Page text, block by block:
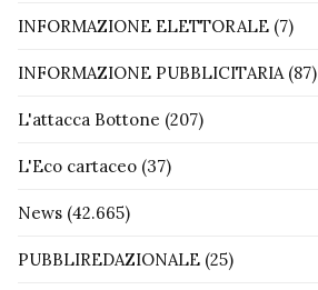
INFORMAZIONE ELETTORALE (7)
INFORMAZIONE PUBBLICITARIA(87)
L'attacca Bottone (207)
L'Eco cartaceo (37)
News (42.665)
PUBBLIREDAZIONALE (25)